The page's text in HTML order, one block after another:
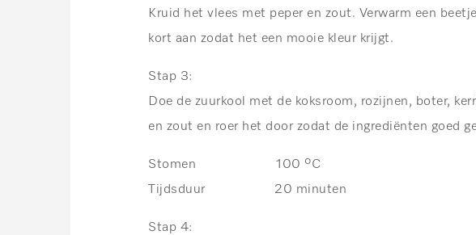
Kruid het vlees met peper en zout. Verwarm een
kort aan zodat het een mooie kleur krijgt.
Stap 3:
Doe de zuurkool met de koksroom, rozijnen, boter,
en zout en roer het door zodat de ingrediënten goed
Stomen 100 ºC
Tijdsduur 20 minuten
Stap 4: